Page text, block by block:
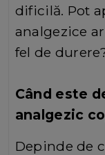
dificilă. Pot
analgezice
fel de
Când este
analgezic
Depinde de